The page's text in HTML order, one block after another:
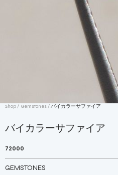
Shop / Gemstones/バイカラーサファイア
バイカラーサファイア
72000
GEMSTONES